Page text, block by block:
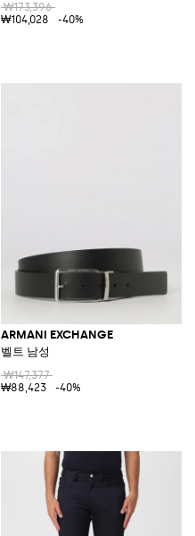
₩173,396
₩104,028
-40%
ARMANI EXCHANGE
벨트 남성
₩147,377
₩88,423
-40%